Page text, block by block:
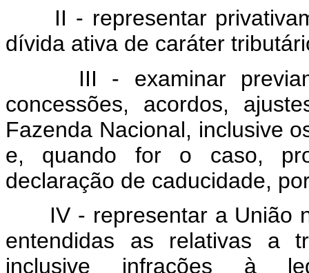
II - representar
dívida ativa de caráter
III - examinar
concessões, acordos,
Fazenda Nacional, inclusive
e, quando for o caso,
declaração de caducidade,
IV - representar a União
entendidas as relativas a
inclusive infrações à